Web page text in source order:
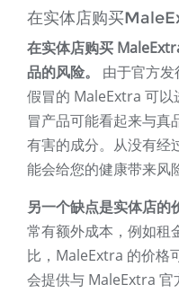
在实体店购买
在实体店购买
品的风险。
由于官方
假冒的 MaleExtra 可以
冒产品可能看起来与真
有害的成分。从没有经
能会给您的健康带来风
另一个缺点是实体店的
常有额外成本，例如租
比，MaleExtra 的价格
会提供与 MaleExtra